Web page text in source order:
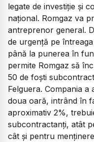
legate de investiție și
național. Romgaz va
antreprenor general.
de urgență pe
până la punerea în
permite Romgaz să
50 de foști
Felguera. Compania
doua oară, intrând în
aproximativ 2%,
subcontractanți, atât
cât și pentru